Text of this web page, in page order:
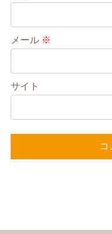
メール ※
サイト